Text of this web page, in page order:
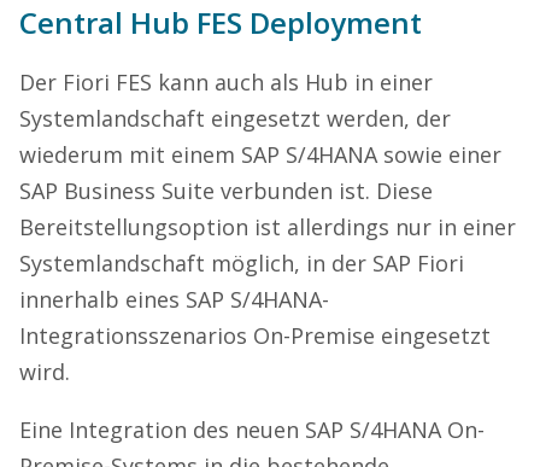
Central Hub FES Deployment
Der Fiori FES kann auch als Hub in einer
Systemlandschaft eingesetzt werden, der
wiederum mit einem SAP S/4HANA sowie einer
SAP Business Suite verbunden ist. Diese
Bereitstellungsoption ist allerdings nur in einer
Systemlandschaft möglich, in der SAP Fiori
innerhalb eines SAP S/4HANA-
Integrationsszenarios On-Premise eingesetzt
wird.
Eine Integration des neuen SAP S/4HANA On-